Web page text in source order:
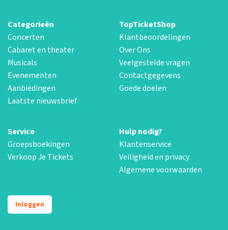
Categorieën
Concerten
Cabaret en theater
Musicals
Evenementen
Aanbiedingen
Laatste nieuwsbrief
TopTicketShop
Klantbeoordelingen
Over Ons
Veelgestelde vragen
Contactgegevens
Goede doelen
Service
Groepsboekingen
Verkoop Je Tickets
Hulp nodig?
Klantenservice
Veiligheid en privacy
Algemene voorwaarden
Inloggen